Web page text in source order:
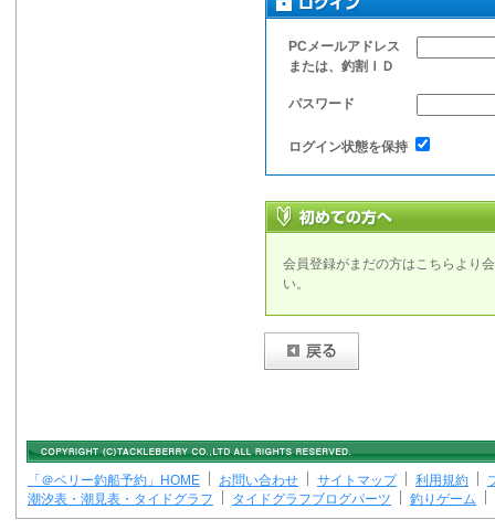
PCメールアドレス
または、釣割ＩＤ
パスワード
ログイン状態を保持
会員登録がまだの方はこちらより
い。
「＠ベリー釣船予約」HOME お問い合わせ サイトマップ 利用規約
潮汐表・潮見表・タイドグラフ
タイドグラフブログパーツ 釣りゲーム